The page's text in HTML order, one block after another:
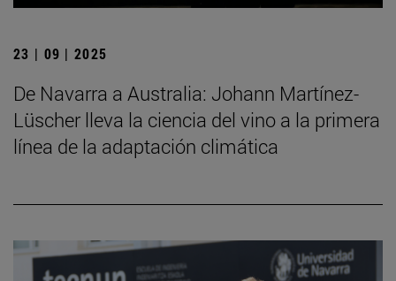
23 | 09 | 2025
De Navarra a Australia: Johann Martínez-
Lüscher lleva la ciencia del vino a la primera
línea de la adaptación climática